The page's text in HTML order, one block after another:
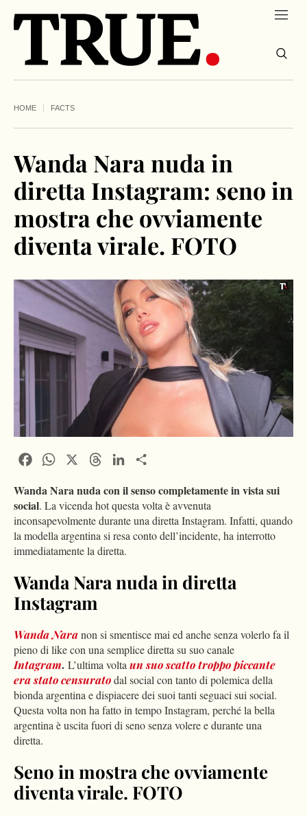
HOME FACTS
Wanda Nara nuda in
diretta Instagram: seno in
mostra che ovviamente
diventa virale. FOTO
FacebookWhatsApp ThreadsLinkedIn
Wanda Nara nuda con il senso completamente in vista sui
social. La vicenda hot questa volta è avvenuta
inconsapevolmente durante una diretta Instagram. Infatti, quando
la modella argentina si resa conto dell’incidente, ha interrotto
immediatamente la diretta.
Wanda Nara nuda in diretta
Instagram
Wanda Naranon si smentisce mai ed anche senza volerlo fa il
pieno di like con una semplice diretta su suo canale
Intagram. L’ultima voltaun suo scatto troppo piccante
era stato censuratodal social con tanto di polemica della
bionda argentina e dispiacere dei suoi tanti seguaci sui social.
Questa volta non ha fatto in tempo Instagram, perché la bella
argentina è uscita fuori di seno senza volere e durante una
diretta.
Seno in mostra che ovviamente
diventa virale. FOTO